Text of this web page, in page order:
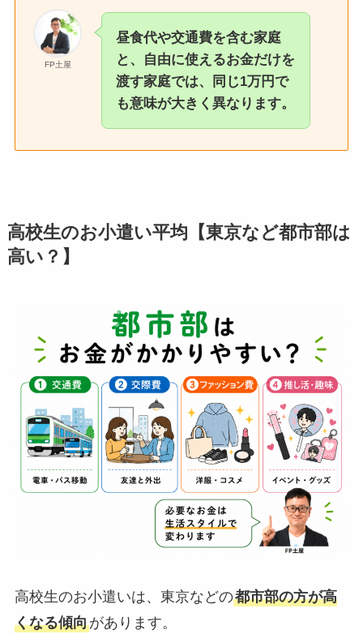
FP土屋
昼食代や交通費を含む家庭
と、自由に使えるお金だけを
渡す家庭では、同じ1万円で
も意味が大きく異なります。
高校生のお小遣い平均【東京など都市部は
高い？】
高校生のお小遣いは、東京などの都市部の方が高
くなる傾向があります。